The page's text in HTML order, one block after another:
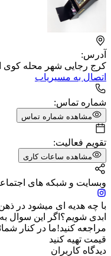
آدرس:
کرج رجایی شهر محله کوی
اتصال به مسیریاب
شماره تماس:
مشاهده شماره تماس
تقویم فعالیت:
مشاهده ساعات کاری
وبسایت و شبکه های
با چه هدیه ای میشود در
ابدی شویم؟اگر این سوال
مراجعه کنید!ما در کنار
قیمت تهیه کنید
دیدگاه کاربران